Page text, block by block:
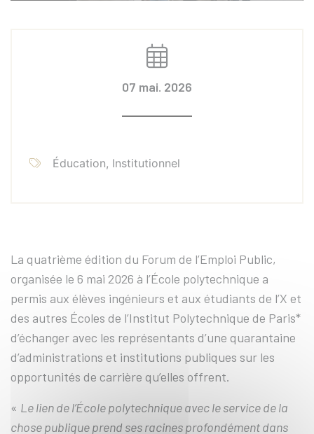
07 mai. 2026
Éducation, Institutionnel
La quatrième édition du Forum de l’Emploi Public,
organisée le 6 mai 2026 à l’École polytechnique a
permis aux élèves ingénieurs et aux étudiants de l’X et
des autres Écoles de l’Institut Polytechnique de Paris*
d’échanger avec les représentants d’une quarantaine
d’administrations et institutions publiques sur les
opportunités de carrière qu’elles offrent.
« Le lien de l’École polytechnique avec le service de la
chose publique prend ses racines profondément dans